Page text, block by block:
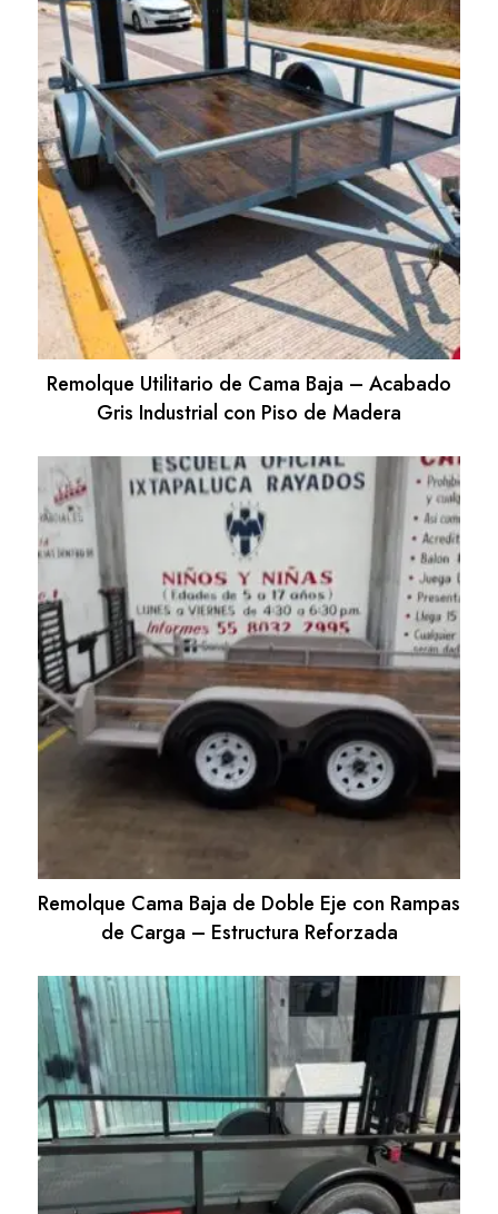
Remolque Utilitario de Cama Baja – Acabado
Gris Industrial con Piso de Madera
Remolque Cama Baja de Doble Eje con Rampas
de Carga – Estructura Reforzada